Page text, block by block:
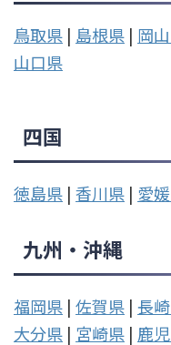
鳥取県 | 島根県 | 岡
山口県
四国
徳島県 | 香川県 | 愛
九州・沖縄
福岡県 | 佐賀県 | 長
大分県 | 宮崎県 | 鹿